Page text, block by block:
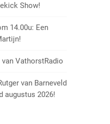
Show!
14.00u: Een
VathorstRadio
van Barneveld
augustus 2026!